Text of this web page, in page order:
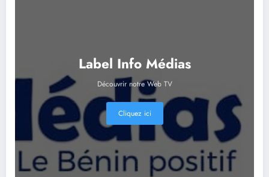
Label Info Médias
Découvrir notre Web TV
Cliquez ici